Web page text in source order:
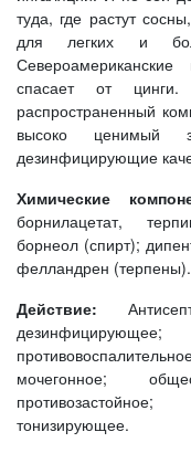
туда, где растут
для легких и
спасает от
распространенный
высоко ценимый
дезинфицирующие
Химические
борнилацетат,
борнеол (спирт);
фелландрен (терпены).
Действие:
мочегонное;
тонизирующее.